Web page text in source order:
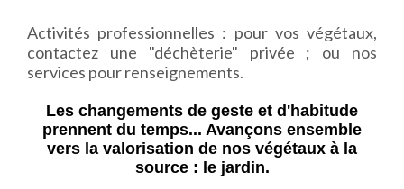
Activités professionnelles : pour vos végétaux,
contactez une "déchèterie" privée ; ou nos
services pour renseignements.
Les changements de geste et d'habitude
prennent du temps... Avançons ensemble
vers la valorisation de nos végétaux à la
source : le jardin.